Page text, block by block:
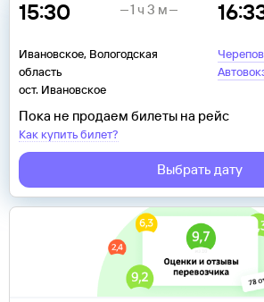
15:30
Ивановское, Вологодская
область
ост. Ивановское
1 ч 3 м
Пока не продаем билеты на рейс
Как купить билет?
Выбрать дату